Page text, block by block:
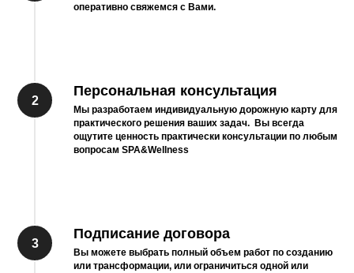
оперативно свяжемся с Вами.
Персональная консультация
Мы разработаем индивидуальную дорожную карту для
практического решения ваших задач. Вы всегда
ощутите ценность практически консультации по любым
вопросам SPA&Wellness
Подписание договора
Вы можете выбрать полный объем работ по созданию
или трансформации, или ограничиться одной или